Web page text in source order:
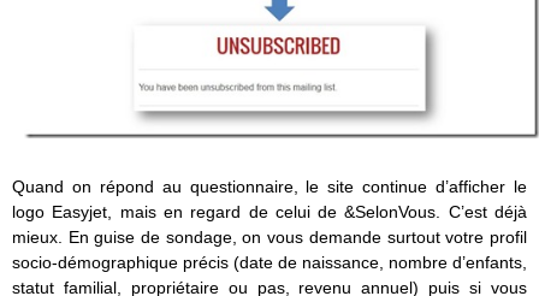
Quand on répond au questionnaire, le site continue d’afficher le
logo Easyjet, mais en regard de celui de &SelonVous. C’est déjà
mieux. En guise de sondage, on vous demande surtout votre profil
socio-démographique précis (date de naissance, nombre d’enfants,
statut familial, propriétaire ou pas, revenu annuel) puis si vous